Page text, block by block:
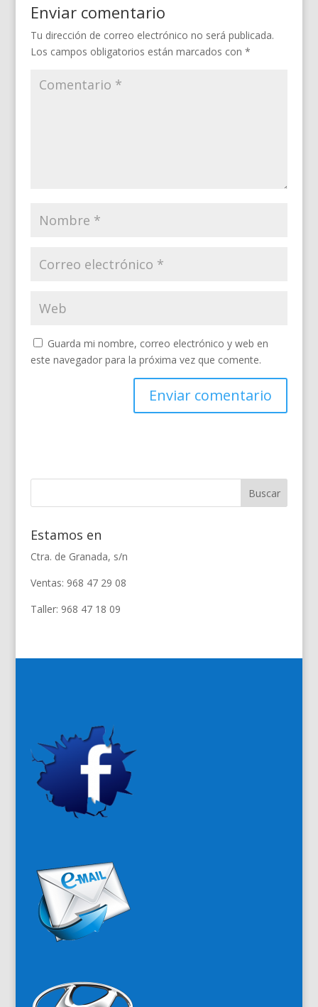
Enviar comentario
Tu dirección de correo electrónico no será publicada.
Los campos obligatorios están marcados con *
Guarda mi nombre, correo electrónico y web en
este navegador para la próxima vez que comente.
Estamos en
Ctra. de Granada, s/n
Ventas: 968 47 29 08
Taller: 968 47 18 09